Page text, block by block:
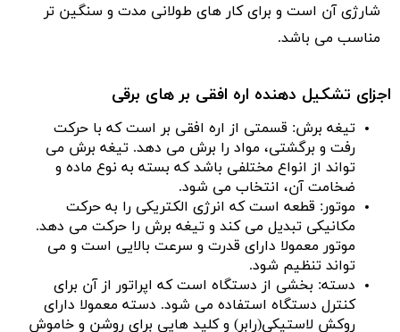
شارژی آن است و برای کار های طولانی مدت و سنگین تر
مناسب می باشد.
اجزای تشکیل دهنده اره افقی بر های برقی
تیغه برش: قسمتی از اره افقی بر است که با حرکت
رفت و برگشتی، مواد را برش می دهد. تیغه برش می
تواند از انواع مختلفی باشد که بسته به نوع ماده و
ضخامت آن، انتخاب می شود.
موتور: قطعه است که انرژی الکتریکی را به حرکت
مکانیکی تبدیل می کند و تیغه برش را حرکت می دهد.
موتور معمولا دارای قدرت و سرعت بالایی است و می
تواند تنظیم شود.
دسته: بخشی از دستگاه است که اپراتور از آن برای
کنترل دستگاه استفاده می شود. دسته معمولا دارای
روکش لاستیکی(رابر) و کلید هایی برای روشن و خاموش